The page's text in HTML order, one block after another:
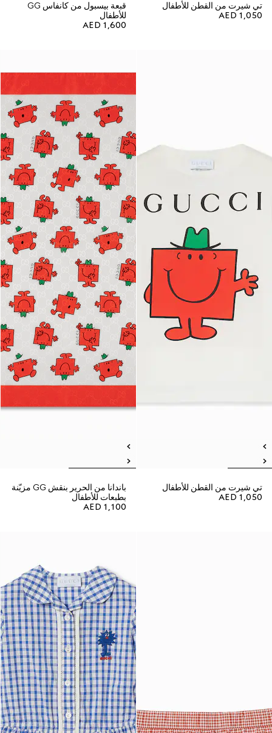
تي شيرت من القطن للأطفال
AED 1,050
قبعة بيسبول من كانفاس GG
للأطفال
AED 1,600
تي شيرت من القطن للأطفال
AED 1,050
باندانا من الحرير بنقش GG مزيّنة
بطبعات للأطفال
AED 1,100